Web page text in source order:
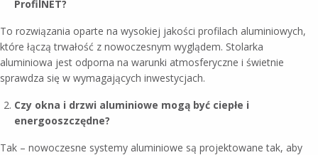
ProfilNET?
To rozwiązania oparte na wysokiej jakości profilach aluminiowych,
które łączą trwałość z nowoczesnym wyglądem. Stolarka
aluminiowa jest odporna na warunki atmosferyczne i świetnie
sprawdza się w wymagających inwestycjach.
Czy okna i drzwi aluminiowe mogą być ciepłe i
energooszczędne?
Tak – nowoczesne systemy aluminiowe są projektowane tak, aby